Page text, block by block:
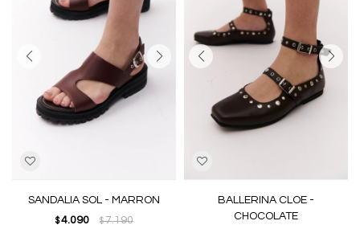
SANDALIA SOL - MARRON
$ 4.090 $7.190
BALLERINA CLOE -
CHOCOLATE